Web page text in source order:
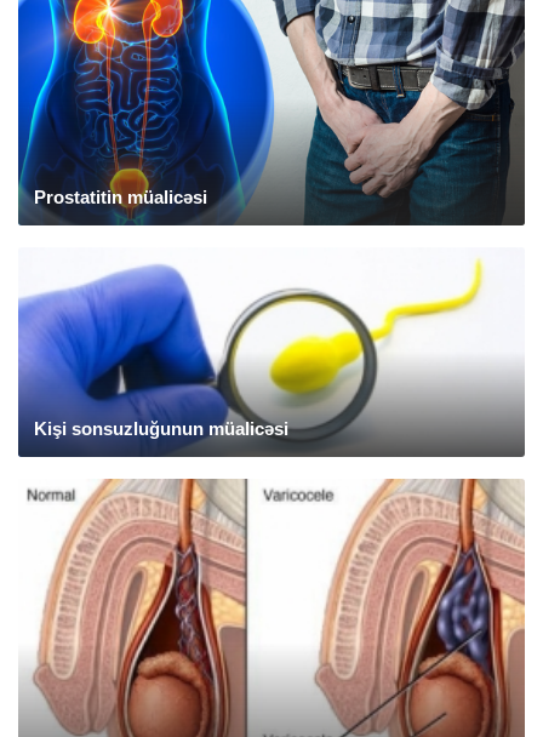
Prostatitin müalicəsi
Kişi sonsuzluğunun müalicəsi